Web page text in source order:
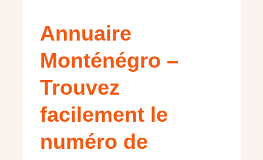
Annuaire
Monténégro –
Trouvez
facilement le
numéro de